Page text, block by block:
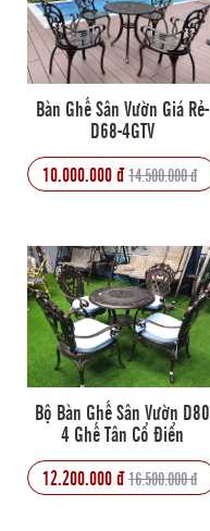
Bàn Ghế Sân Vườn Giá Rẻ-
D68-4GTV
10.000.000 đ14.500.000 đ
Bộ Bàn Ghế Sân Vườn D80
4 Ghế Tân Cổ Điển
12.200.000 đ16.500.000 đ